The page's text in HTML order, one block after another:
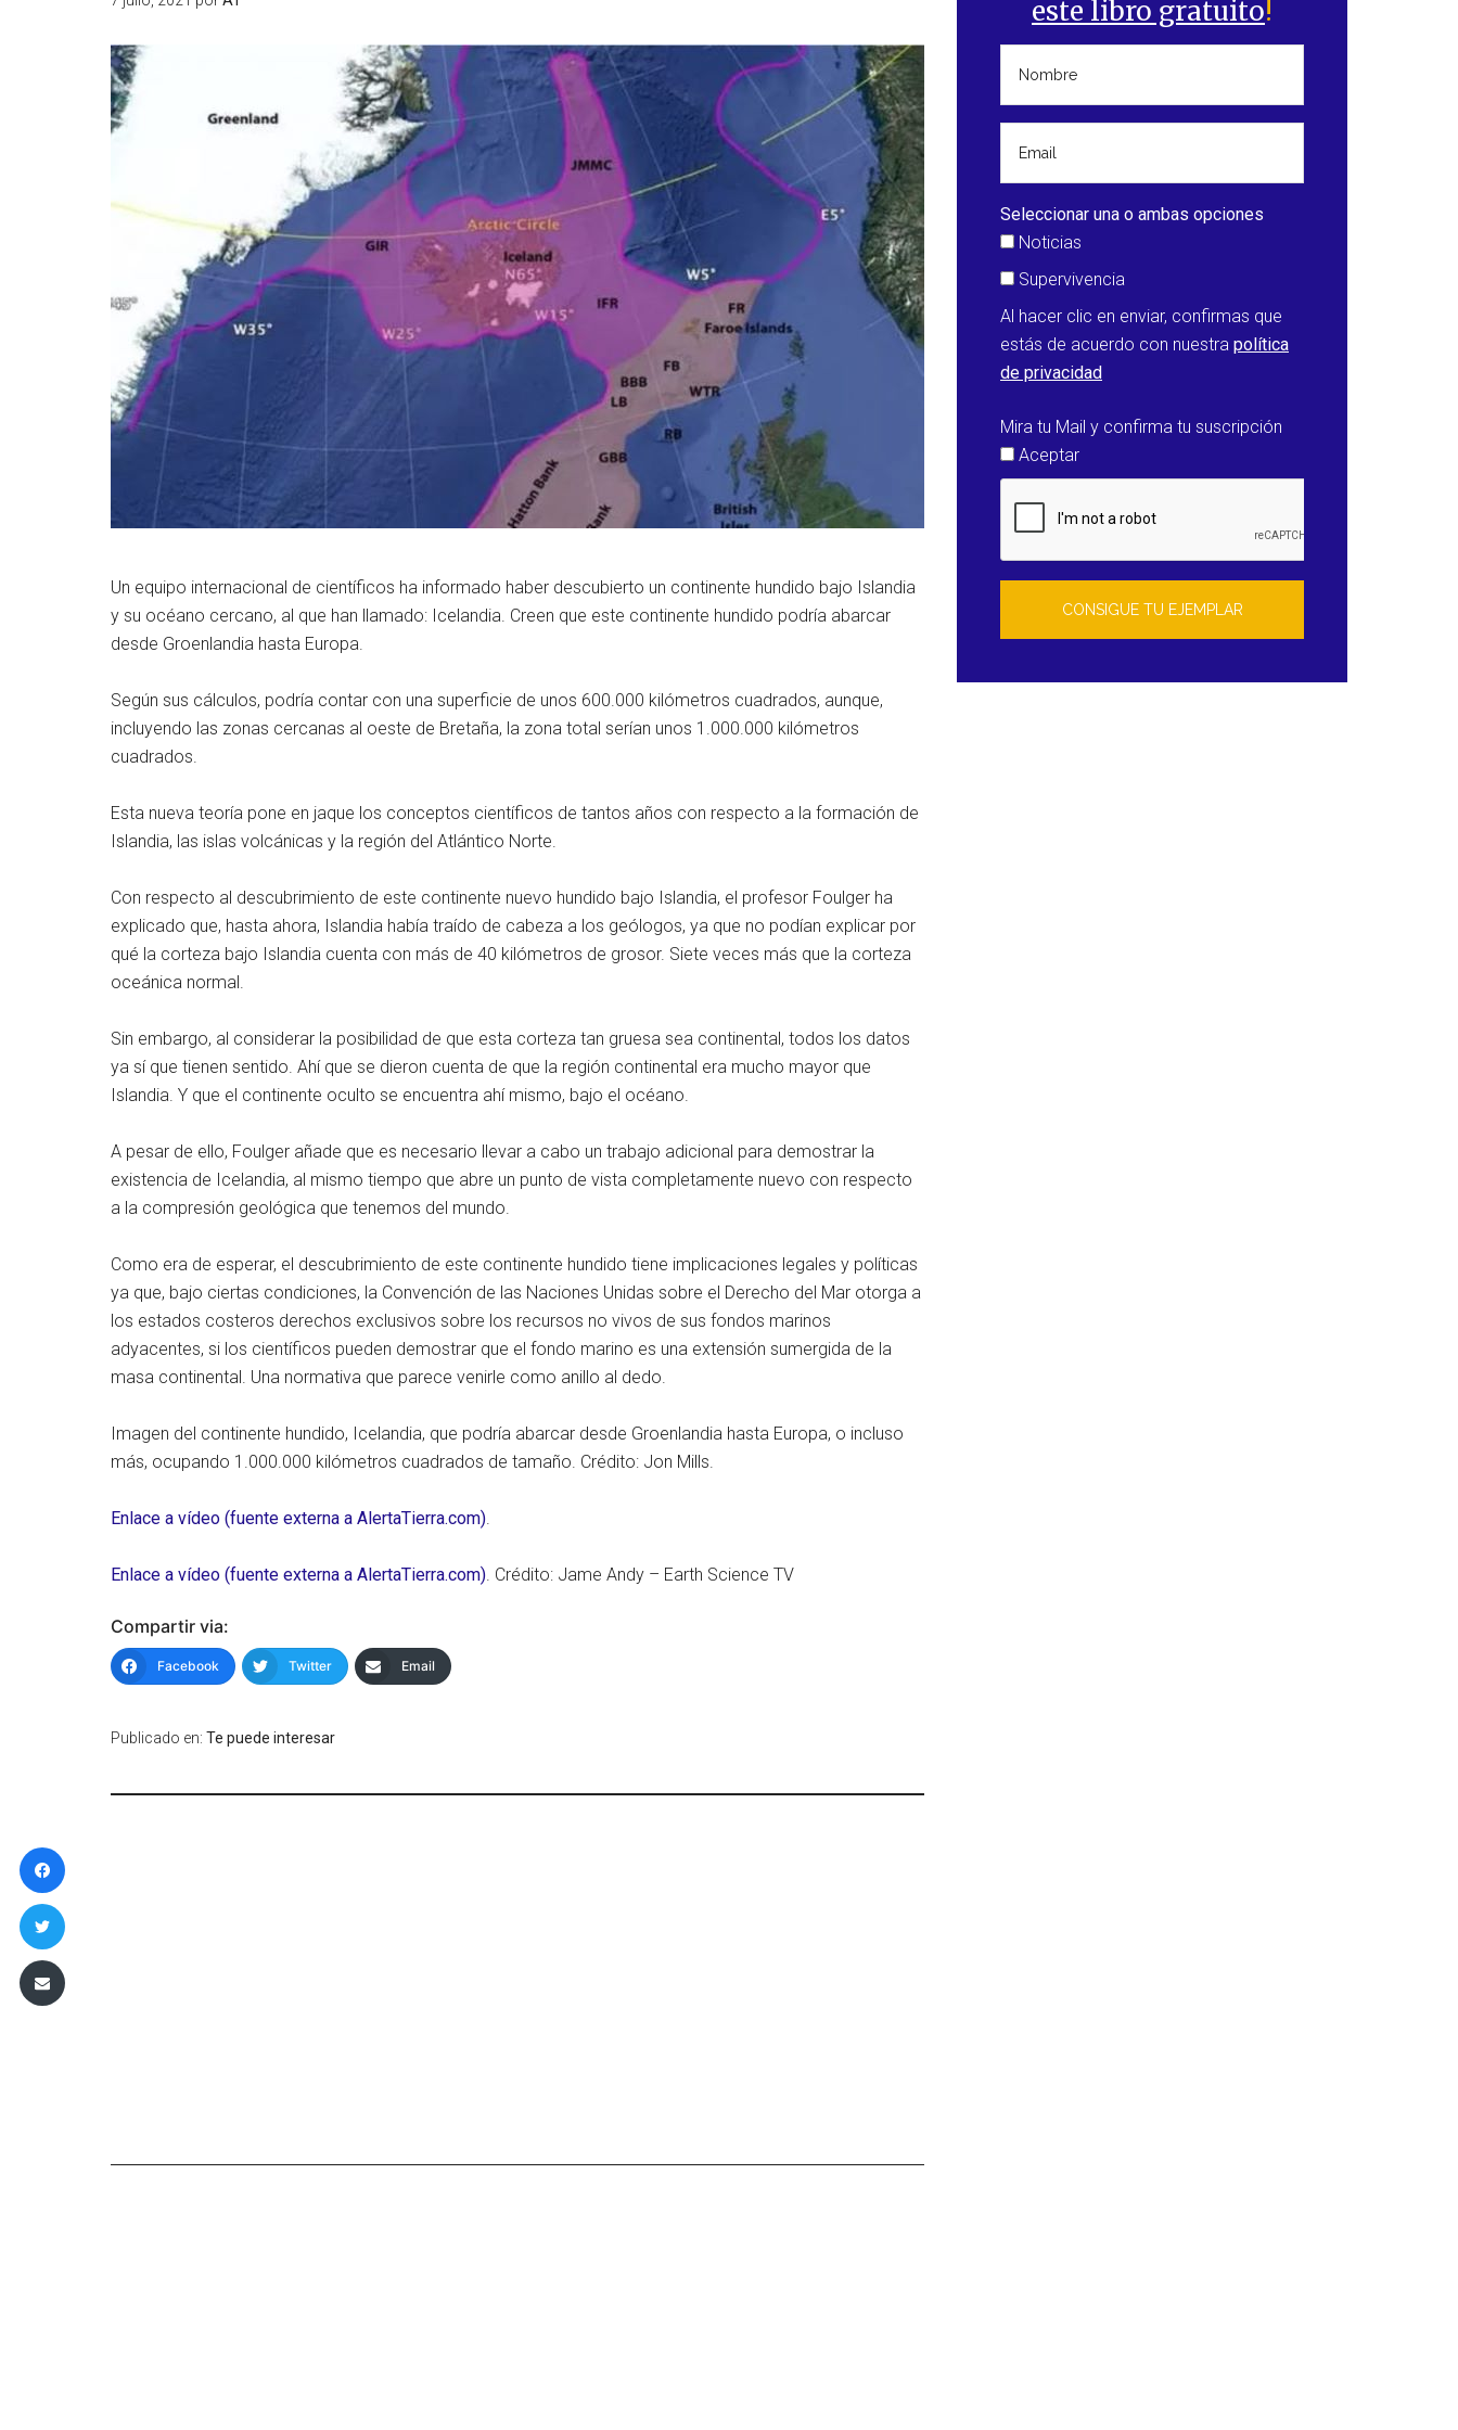
Un equipo internacional de científicos ha informado haber descubierto un continente hundido bajo Islandia
y su océano cercano, al que han llamado: Icelandia. Creen que este continente hundido podría abarcar
desde Groenlandia hasta Europa.
Según sus cálculos, podría contar con una superficie de unos 600.000 kilómetros cuadrados, aunque,
incluyendo las zonas cercanas al oeste de Bretaña, la zona total serían unos 1.000.000 kilómetros
cuadrados.
Esta nueva teoría pone en jaque los conceptos científicos de tantos años con respecto a la formación de
Islandia, las islas volcánicas y la región del Atlántico Norte.
Con respecto al descubrimiento de este continente nuevo hundido bajo Islandia, el profesor Foulger ha
explicado que, hasta ahora, Islandia había traído de cabeza a los geólogos, ya que no podían explicar por
qué la corteza bajo Islandia cuenta con más de 40 kilómetros de grosor. Siete veces más que la corteza
oceánica normal.
Sin embargo, al considerar la posibilidad de que esta corteza tan gruesa sea continental, todos los datos
ya sí que tienen sentido. Ahí que se dieron cuenta de que la región continental era mucho mayor que
Islandia. Y que el continente oculto se encuentra ahí mismo, bajo el océano.
A pesar de ello, Foulger añade que es necesario llevar a cabo un trabajo adicional para demostrar la
existencia de Icelandia, al mismo tiempo que abre un punto de vista completamente nuevo con respecto
a la compresión geológica que tenemos del mundo.
Como era de esperar, el descubrimiento de este continente hundido tiene implicaciones legales y políticas
ya que, bajo ciertas condiciones, la Convención de las Naciones Unidas sobre el Derecho del Mar otorga a
los estados costeros derechos exclusivos sobre los recursos no vivos de sus fondos marinos
adyacentes, si los científicos pueden demostrar que el fondo marino es una extensión sumergida de la
masa continental. Una normativa que parece venirle como anillo al dedo.
Imagen del continente hundido, Icelandia, que podría abarcar desde Groenlandia hasta Europa, o incluso
más, ocupando 1.000.000 kilómetros cuadrados de tamaño. Crédito: Jon Mills.
Enlace a vídeo (fuente externa a AlertaTierra.com).
Enlace a vídeo (fuente externa a AlertaTierra.com). Crédito: Jame Andy – Earth Science TV
Compartir via:
Facebook Twitter Email
Publicado en: Te puede interesar
este libro gratuito!
Seleccionar una o ambas opciones
Noticias
Supervivencia
Al hacer clic en enviar, confirmas que
estás de acuerdo con nuestra política
de privacidad
Mira tu Mail y confirma tu suscripción
Aceptar